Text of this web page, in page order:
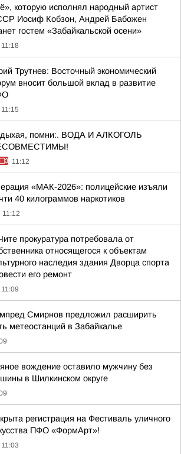
которую исполнял народный артист
Иосиф Кобзон, Андрей Бабожен
гостем «Забайкальской осени»
11:18
Трутнев: Восточный экономический
вносит большой вклад в развитие
11:15
помни:. ВОДА И АЛКОГОЛЬ
11:12
«МАК-2026»: полицейские изъяли
40 килограммов наркотиков
11:12
прокуратура потребовала от
относящегося к объектам
наследия здания Дворца спорта
его ремонт
11:09
Смирнов предложил расширить
метеостанций в Забайкалье
вождение оставило мужчину без
в Шилкинском округе
регистрация на Фестиваль уличного
ПФО «ФормАрт»!
11:03